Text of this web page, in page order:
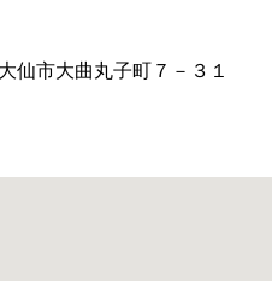
仙市大曲丸子町７－３１